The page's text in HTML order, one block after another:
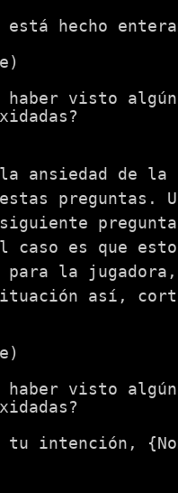
hecho
haber visto
la ansiedad de
estas preguntas.
caso es que
la jugadora,
así,
haber visto
tu intención,